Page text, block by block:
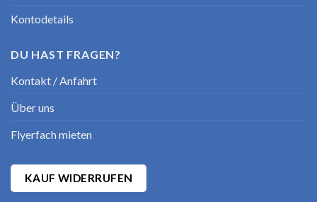
Kontodetails
DU HAST FRAGEN?
Kontakt / Anfahrt
Über uns
Flyerfach mieten
KAUF WIDERRUFEN